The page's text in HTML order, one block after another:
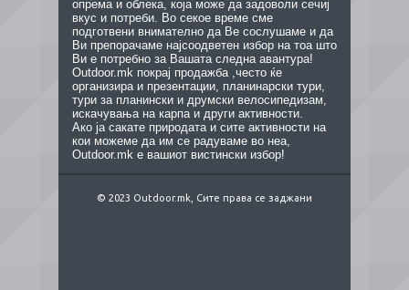
опрема и облека, која може да задоволи сечиј
вкус и потреби. Во секое време сме
подготвени внимателно да Ве сослушаме и да
Ви препорачаме најсоодветен избор на тоа што
Ви е потребно за Вашата следна авантура!
Outdoor.mk покрај продажба ,често ќе
организира и презентации, планинарски тури,
тури за планински и друмски велосипедизам,
искачувања на карпа и други активности.
Ако ја сакате природата и сите активности на
кои можеме да им се радуваме во неа,
Outdoor.mk е вашиот вистински избор!
© 2023 Outdoor.mk, Сите права се заджани